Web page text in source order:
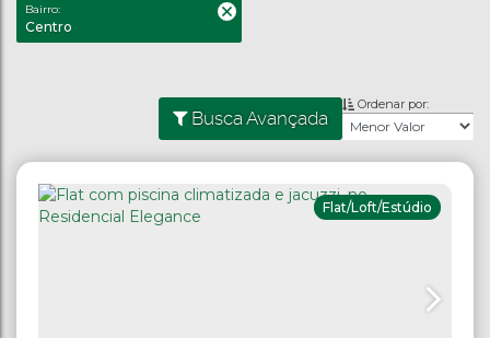
Bairro:
Centro
Busca Avançada
Ordenar por:
Flat/Loft/Estúdio